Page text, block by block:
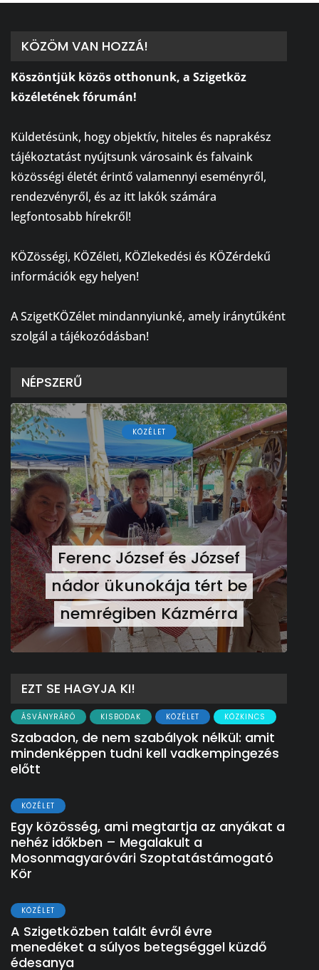
KÖZÖM VAN HOZZÁ!
Köszöntjük közös otthonunk, a Szigetköz
közéletének fórumán!
Küldetésünk, hogy objektív, hiteles és naprakész
tájékoztatást nyújtsunk városaink és falvaink
közösségi életét érintő valamennyi eseményről,
rendezvényről, és az itt lakók számára
legfontosabb hírekről!
KÖZösségi, KÖZéleti, KÖZlekedési és KÖZérdekű
információk egy helyen!
A SzigetKÖZélet mindannyiunké, amely iránytűként
szolgál a tájékozódásban!
NÉPSZERŰ
KÖZÉLET
Ferenc József és József
nádor ükunokája tért be
nemrégiben Kázmérra
EZT SE HAGYJA KI!
ÁSVÁNYRÁRÓ KISBODAK KÖZÉLET KÖZKINCS
Szabadon, de nem szabályok nélkül: amit
mindenképpen tudni kell vadkempingezés
előtt
KÖZÉLET
Egy közösség, ami megtartja az anyákat a
nehéz időkben – Megalakult a
Mosonmagyaróvári Szoptatástámogató
Kör
KÖZÉLET
A Szigetközben talált évről évre
menedéket a súlyos betegséggel küzdő
édesanya